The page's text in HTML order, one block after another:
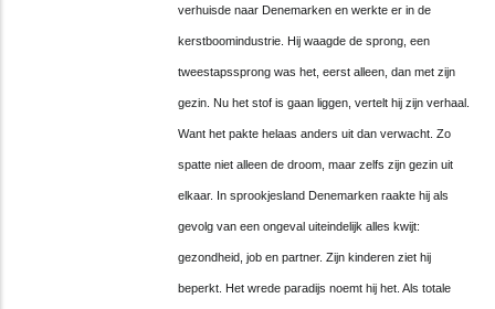
verhuisde naar Denemarken en werkte er in de
kerstboomindustrie. Hij waagde de sprong, een
tweestapssprong was het, eerst alleen, dan met zijn
gezin. Nu het stof is gaan liggen, vertelt hij zijn verhaal.
Want het pakte helaas anders uit dan verwacht. Zo
spatte niet alleen de droom, maar zelfs zijn gezin uit
elkaar. In sprookjesland Denemarken raakte hij als
gevolg van een ongeval uiteindelijk alles kwijt:
gezondheid, job en partner. Zijn kinderen ziet hij
beperkt. Het wrede paradijs noemt hij het. Als totale